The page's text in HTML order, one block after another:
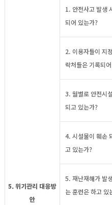
5. 위기관리 대응방
안
1. 안전사고 발생
되어 있는가?
2. 이용자들이 지
락처들은 기록되
3. 월별로 안전시
되고 있는가?
4. 시설물이 훼손
고 있는가?
5. 재난재해가 발
는 훈련은 하고 있